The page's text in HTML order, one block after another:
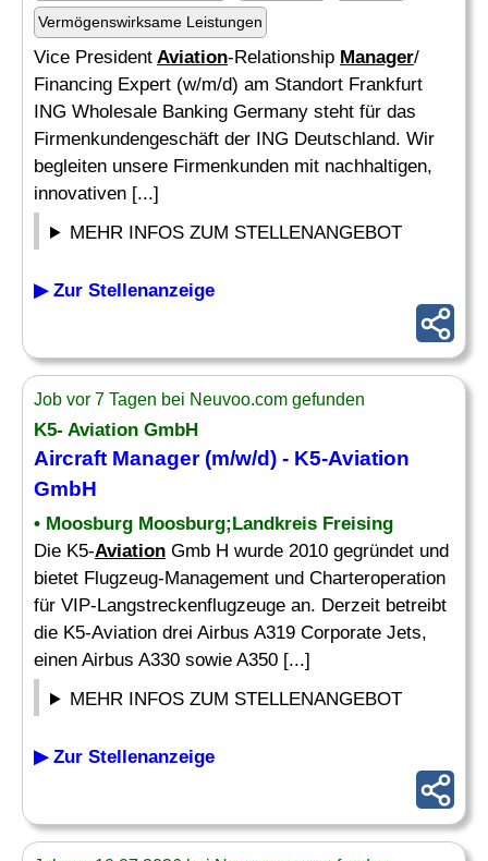
Vermögenswirksame Leistungen
Vice President Aviation-Relationship Manager/
Financing Expert (w/m/d) am Standort Frankfurt
ING Wholesale Banking Germany steht für das
Firmenkundengeschäft der ING Deutschland. Wir
begleiten unsere Firmenkunden mit nachhaltigen,
innovativen [...]
MEHR INFOS ZUM STELLENANGEBOT
▶ Zur Stellenanzeige
Job vor 7 Tagen bei Neuvoo.com gefunden
K5- Aviation GmbH
Aircraft Manager(m/w/d) - K5-Aviation
GmbH
• Moosburg Moosburg;Landkreis Freising
Die K5-Aviation Gmb H wurde 2010 gegründet und
bietet Flugzeug-Management und Charteroperation
für VIP-Langstreckenflugzeuge an. Derzeit betreibt
die K5-Aviation drei Airbus A319 Corporate Jets,
einen Airbus A330 sowie A350 [...]
MEHR INFOS ZUM STELLENANGEBOT
▶ Zur Stellenanzeige